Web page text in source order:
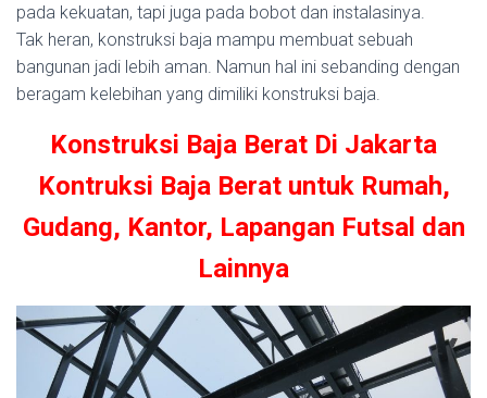
pada kekuatan, tapi juga pada bobot dan instalasinya.
Tak heran, konstruksi baja mampu membuat sebuah
bangunan jadi lebih aman. Namun hal ini sebanding dengan
beragam kelebihan yang dimiliki konstruksi baja.
Konstruksi Baja Berat Di Jakarta
Kontruksi Baja Berat untuk Rumah,
Gudang, Kantor, Lapangan Futsal dan
Lainnya